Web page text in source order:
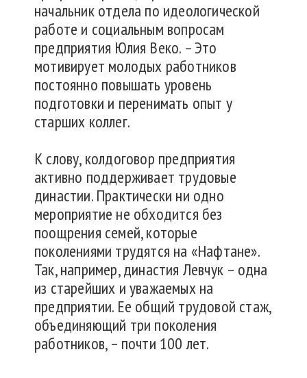
начальник отдела по идеологической
работе и социальным вопросам
предприятия Юлия Веко. – Это
мотивирует молодых работников
постоянно повышать уровень
подготовки и перенимать опыт у
старших коллег.
К слову, колдоговор предприятия
активно поддерживает трудовые
династии. Практически ни одно
мероприятие не обходится без
поощрения семей, которые
поколениями трудятся на «Нафтане».
Так, например, династия Левчук – одна
из старейших и уважаемых на
предприятии. Ее общий трудовой стаж,
объединяющий три поколения
работников, – почти 100 лет.